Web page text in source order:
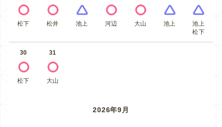
松下 松井 池上 河辺 大山 池上
池上
松下
30
松下
31
大山
2026年9月